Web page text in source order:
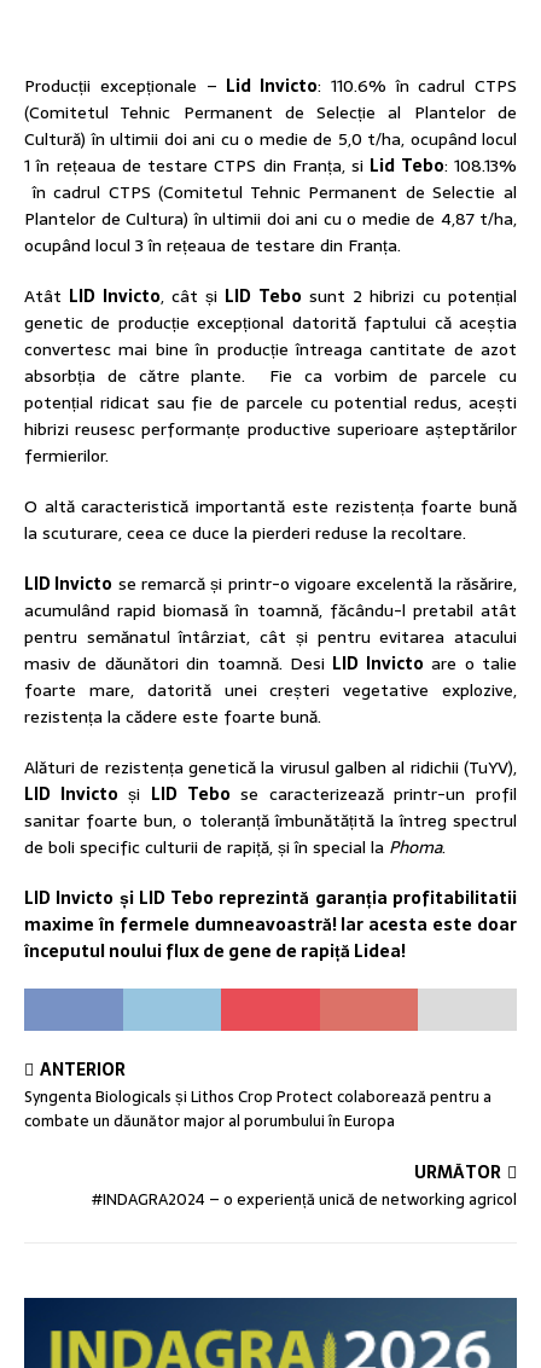
Producții excepționale – Lid Invicto: 110.6% în cadrul CTPS
(Comitetul Tehnic Permanent de Selecție al Plantelor de
Cultură) în ultimii doi ani cu o medie de 5,0 t/ha, ocupând locul
1 în rețeaua de testare CTPS din Franța, si Lid Tebo: 108.13%
în cadrul CTPS (Comitetul Tehnic Permanent de Selectie al
Plantelor de Cultura) în ultimii doi ani cu o medie de 4,87 t/ha,
ocupând locul 3 în rețeaua de testare din Franța.
Atât LID Invicto, cât și LID Tebo sunt 2 hibrizi cu potențial
genetic de producție excepțional datorită faptului că aceștia
convertesc mai bine în producție întreaga cantitate de azot
absorbția de către plante. Fie ca vorbim de parcele cu
potențial ridicat sau fie de parcele cu potential redus, acești
hibrizi reusesc performanțe productive superioare așteptărilor
fermierilor.
O altă caracteristică importantă este rezistența foarte bună
la scuturare, ceea ce duce la pierderi reduse la recoltare.
LID Invicto se remarcă și printr-o vigoare excelentă la răsărire,
acumulând rapid biomasă în toamnă, făcându-l pretabil atât
pentru semănatul întârziat, cât și pentru evitarea atacului
masiv de dăunători din toamnă. Desi LID Invicto are o talie
foarte mare, datorită unei creșteri vegetative explozive,
rezistența la cădere este foarte bună.
Alături de rezistența genetică la virusul galben al ridichii (TuYV),
LID Invicto și LID Tebo se caracterizează printr-un profil
sanitar foarte bun, o toleranță îmbunătățită la întreg spectrul
de boli specific culturii de rapiță, și în special la Phoma.
LID Invicto și LID Tebo reprezintă garanția profitabilitatii
maxime în fermele dumneavoastră! Iar acesta este doar
începutul noului flux de gene de rapiță Lidea!
ANTERIOR
Syngenta Biologicals și Lithos Crop Protect colaborează pentru a
combate un dăunător major al porumbului în Europa
URMĂTOR
#INDAGRA2024 – o experiență unică de networking agricol